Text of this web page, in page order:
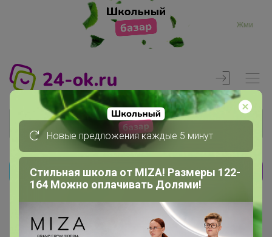
Жми
Реклама
Главная
Вход
Новые предложения каждые 5 минут
Стильная школа от MIZA! Размеры 122-
164 Можно оплачивать Долями!